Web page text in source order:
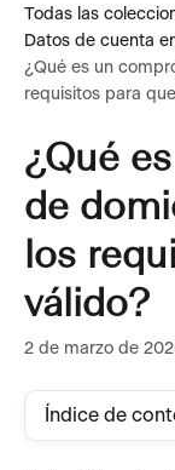
Todas las
Datos de cuenta
¿Qué es un
requisitos para
¿Qué
de
los
válido?
2 de marzo de
Índice de